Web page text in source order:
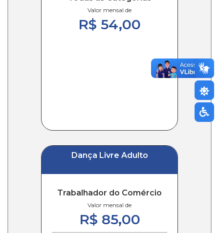
Valor mensal de
R$ 54,00
Dança Livre Adulto
Trabalhador do Comércio
Valor mensal de
R$ 85,00